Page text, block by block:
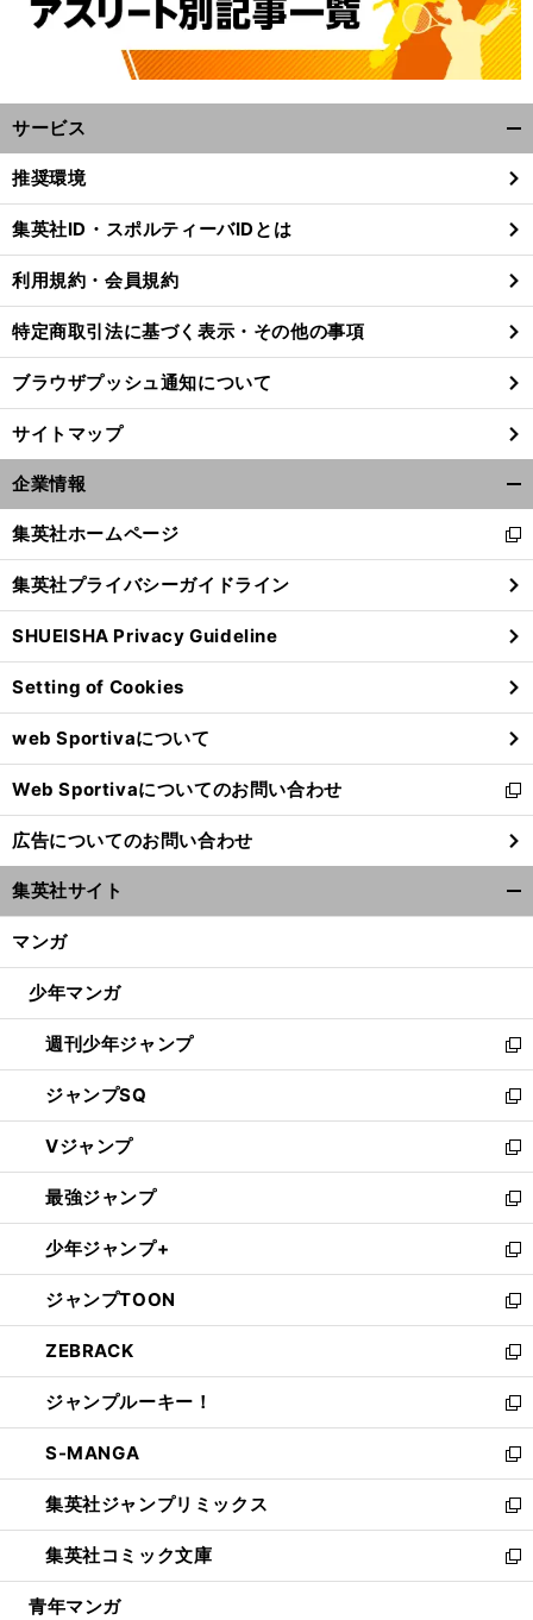
サービス
閉
る
推奨環境
集英社ID・スポルティーバIDとは
利用規約・会員規約
特定商取引法に基づく表示・その他の事項
ブラウザプッシュ通知について
サイトマップ
企業情報
閉
る
集英社ホームページ
新
し
い
ウ
ィ
ン
ド
ウ
で
開
く
集英社プライバシーガイドライン
SHUEISHA Privacy Guideline
Setting of Cookies
web Sportivaについて
Web Sportivaについてのお問い合わせ
新
し
い
ウ
ィ
ン
ウ
開
く
広告についてのお問い合わせ
集英社サイト
マンガ
少年マンガ
週刊少年ジャンプ
新
し
い
ウ
ィ
ン
ド
ウ
で
開
く
ジャンプSQ
新
し
い
ウ
ィ
ン
ド
ウ
で
開
く
Vジャンプ
新
し
い
ウ
ィ
ン
ド
ウ
で
開
く
最強ジャンプ
新
し
い
ウ
ィ
ン
ド
ウ
で
開
く
少年ジャンプ+
新
し
い
ウ
ィ
ン
ド
ウ
で
開
く
ジャンプTOON
新
し
い
ウ
ィ
ン
ド
ウ
で
開
く
ZEBRACK
新
し
い
ウ
ィ
ン
ド
ウ
で
開
ジャンプルーキー！
新
し
い
ウ
ィ
ン
ド
ウ
S-MANGA
新
し
い
ウ
ィ
ン
集英社ジャンプリミックス
新
し
い
ウ
集英社コミック文庫
新
し
青年マンガ